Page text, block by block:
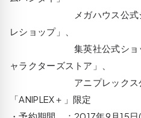
メガハウス公式ショッ
レショップ」、
集英社公式ショッピ
ャラクターズストア」、
アニプレックス公式
「ANIPLEX＋」限定